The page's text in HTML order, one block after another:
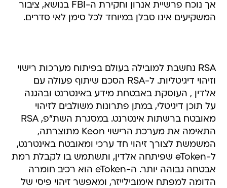
אך נוכח פרשיית אנרון וחקירת ה-FBI בנושא, ציבור
המשקיעים אינו סבלן במיוחד לכל סימן לאי סדרים.
RSA נחשבת למובילה בעולם בפיתוח מערכות רישוי
וזיהוי דיגיטליות. ל-RSA הסכם שיתוף פעולה עם
אלדין , העוסקת באבטחת מידע באינטרנט ובהגנה
על תוכן דיגיטלי, במתן פתרונות משולבים לזיהוי
מאובטח ברשתות אינטרנט. במסגרת השת"פ, RSA
התאימה את מערכת הרישוי Keon מתוצרתה,
המשמשת לצורך זיהוי חד ערכי ומאובטח באינטרנט,
ל-eToken שפיתחה אלדין, ותשתמש בו לקבלת רמת
אבטחה גבוהה יותר. ה-eToken הוא רכיב חומרה
הדומה למפתח אימובילייזר, ומאפשר זיהוי פיסי של